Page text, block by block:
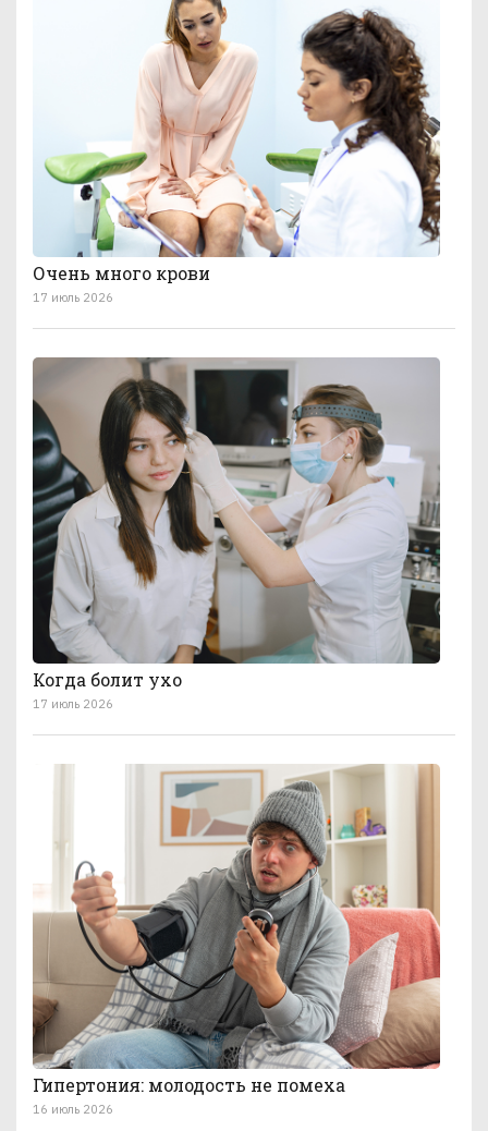
Очень много крови
17 июль 2026
Когда болит ухо
17 июль 2026
Гипертония: молодость не помеха
16 июль 2026